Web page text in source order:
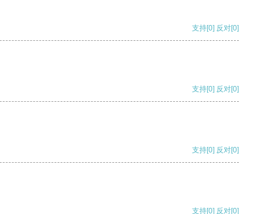
支持[0] 反对[0]
支持[0] 反对[0]
支持[0] 反对[0]
支持[0] 反对[0]